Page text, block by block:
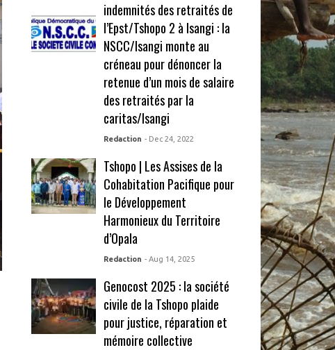
indemnités des retraités de
l’Epst/Tshopo 2 à Isangi : la
NSCC/Isangi monte au
créneau pour dénoncer la
retenue d’un mois de salaire
des retraités par la
caritas/Isangi
Redaction - Dec 24, 2022
Tshopo | Les Assises de la
Cohabitation Pacifique pour
le Développement
Harmonieux du Territoire
d’Opala
Redaction - Aug 14, 2025
Genocost 2025 : la société
civile de la Tshopo plaide
pour justice, réparation et
mémoire collective